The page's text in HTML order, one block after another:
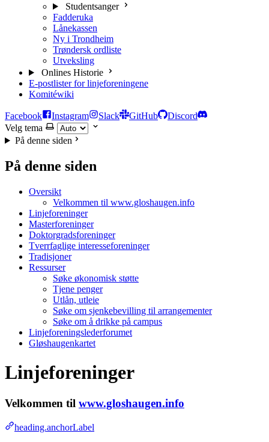
Studentsanger
Fadderuka
Lånekassen
Ny i Trondheim
Trøndersk ordliste
Utveksling
Onlines Historie
E-postlister for linjeforeningene
Komitéwiki
Facebook Instagram Slack GitHub
Discord
Velg tema
På denne siden
På denne siden
Oversikt
Velkommen til www.gloshaugen.info
Linjeforeninger
Masterforeninger
Doktorgradsforeninger
Tverrfaglige interesseforeninger
Tradisjoner
Ressurser
Søke økonomisk støtte
Tjene penger
Utlån, utleie
Søke om sjenkebevilling til arrangementer
Søke om å drikke på campus
Linjeforeningslederforumet
Gløshaugenkartet
Linjeforeninger
Velkommen til www.gloshaugen.info
heading.anchorLabel